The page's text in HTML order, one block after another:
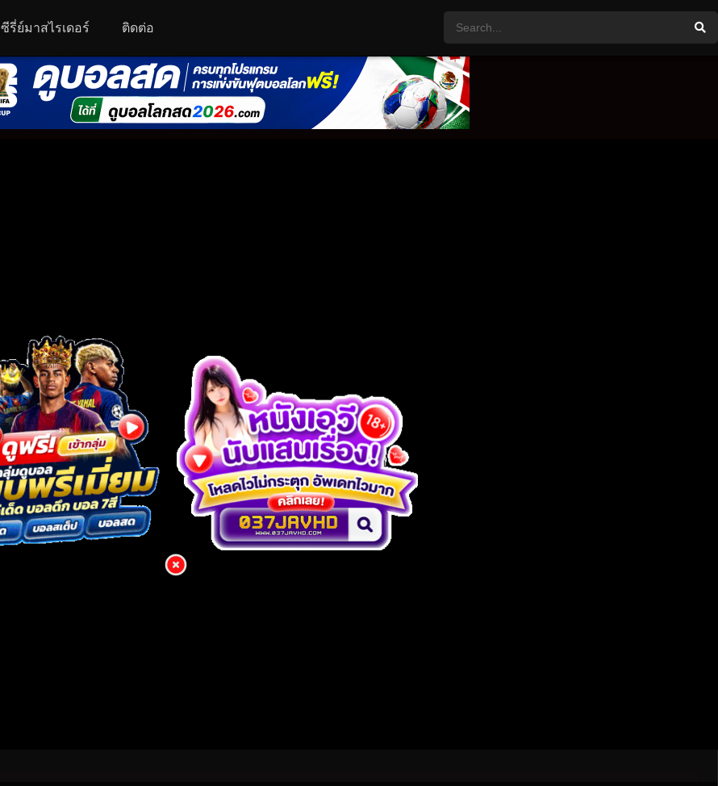
ซีรี่ย์มาสไรเดอร์ ติดต่อ